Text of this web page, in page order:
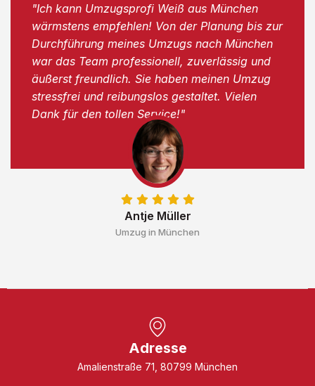
Antje Müller
Umzug in München
"Ich kann Umzugsprofi Weiß aus München
wärmstens empfehlen! Von der Planung bis zur
Durchführung meines Umzugs nach München
war das Team professionell, zuverlässig und
äußerst freundlich. Sie haben meinen Umzug
stressfrei und reibungslos gestaltet. Vielen
Dank für den tollen Service!"
Adresse
Amalienstraße 71, 80799 München